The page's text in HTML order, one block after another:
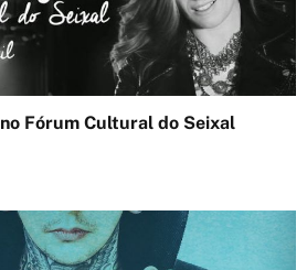
Marta Hugon ao vivo no Fórum Cultural do Seixal